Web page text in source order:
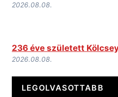
2026.08.08.
236 éve született
2026.08.08.
LEGOLVASOTTABB